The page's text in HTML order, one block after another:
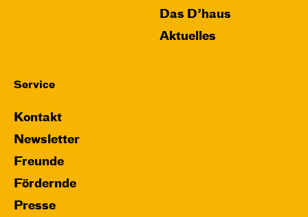
Das D’haus
Aktuelles
Service
Kontakt
Newsletter
Freunde
Fördernde
Presse